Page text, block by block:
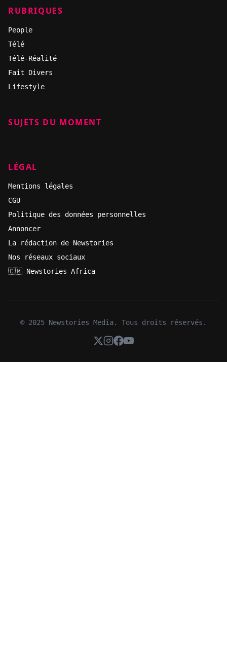
RUBRIQUES
People
Télé
Télé-Réalité
Fait Divers
Lifestyle
SUJETS DU MOMENT
LÉGAL
Mentions légales
CGU
Politique des données personnelles
Annoncer
La rédaction de Newstories
Nos réseaux sociaux
🇨🇲 Newstories Africa
© 2025 Newstories Media. Tous droits réservés.